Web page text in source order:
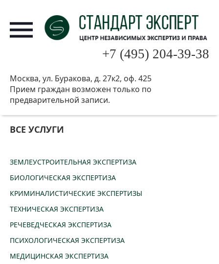
+7 (495) 204-39-38
Москва, ул. Буракова, д. 27к2, оф. 425
Прием граждан возможен только по
предварительной записи.
ВСЕ УСЛУГИ
ЗЕМЛЕУСТРОИТЕЛЬНАЯ ЭКСПЕРТИЗА
БИОЛОГИЧЕСКАЯ ЭКСПЕРТИЗА
КРИМИНАЛИСТИЧЕСКИЕ ЭКСПЕРТИЗЫ
ТЕХНИЧЕСКАЯ ЭКСПЕРТИЗА
РЕЧЕВЕДЧЕСКАЯ ЭКСПЕРТИЗА
ПСИХОЛОГИЧЕСКАЯ ЭКСПЕРТИЗА
МЕДИЦИНСКАЯ ЭКСПЕРТИЗА